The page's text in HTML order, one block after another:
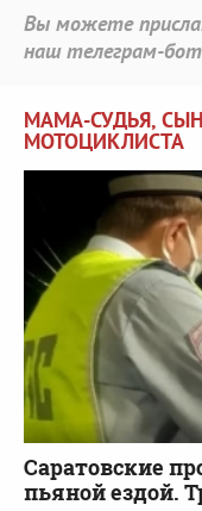
Вы можете
наш телеграм-бот
МАМА-СУДЬЯ,
МОТОЦИКЛИСТА
Саратовские
пьяной ездой.